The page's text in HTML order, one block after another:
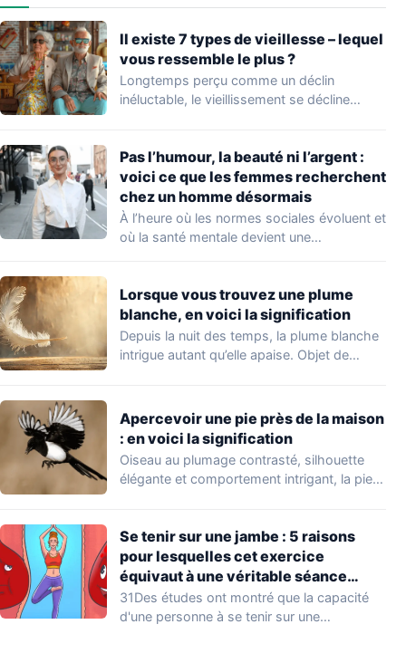
Il existe 7 types de vieillesse – lequel
vous ressemble le plus ?
Longtemps perçu comme un déclin
inéluctable, le vieillissement se décline
Pas l’humour, la beauté ni l’argent :
voici ce que les femmes recherchent
chez un homme désormais
À l’heure où les normes sociales évoluent et
où la santé mentale devient une…
Lorsque vous trouvez une plume
blanche, en voici la signification
Depuis la nuit des temps, la plume blanche
intrigue autant qu’elle apaise. Objet de…
Apercevoir une pie près de la maison
: en voici la signification
Oiseau au plumage contrasté, silhouette
élégante et comportement intrigant, la pie
Se tenir sur une jambe : 5 raisons
pour lesquelles cet exercice
équivaut à une véritable séance
d’entraînement
31Des études ont montré que la capacité
d'une personne à se tenir sur une…